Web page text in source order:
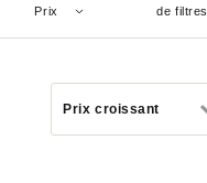
Prix de filtres
Prix croissant